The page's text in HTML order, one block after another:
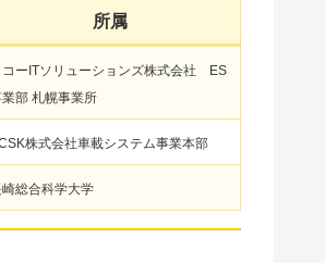
所属
コーITソリューションズ株式会社 ES
部 札幌事業所
株式会社車載システム事業本部
総合科学大学